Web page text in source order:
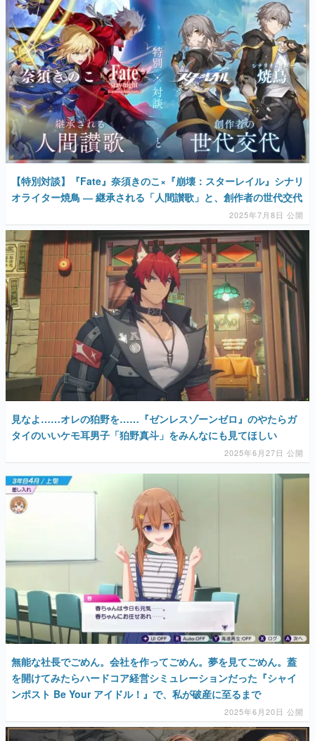
【特別対談】『Fate』奈須きのこ×『崩壊：スターレイル』シナリ
オライター焼鳥 ― 継承される「人間讃歌」と、創作者の世代交代
2025年7月8日 公開
見なよ……オレの狛野を……『ゼンレスゾーンゼロ』のやたらガ
タイのいいケモ耳男子「狛野真斗」をみんなにも見てほしい
2025年6月27日 公開
無能な社長でごめん。会社を作ってごめん。夢を見てごめん。蓋
を開けてみたらハードコア経営シミュレーションだった『シャイ
ンポスト Be Your アイドル！』で、私が破産に至るまで
2025年6月20日 公開